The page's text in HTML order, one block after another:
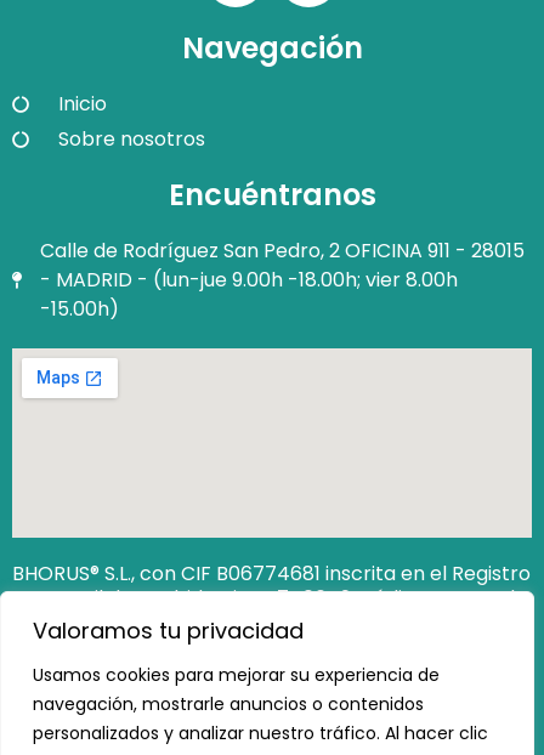
Valoramos tu privacidad
Usamos cookies para mejorar su experiencia de
navegación, mostrarle anuncios o contenidos
personalizados y analizar nuestro tráfico. Al hacer clic
Navegación
Inicio
Sobre nosotros
Encuéntranos
Calle de Rodríguez San Pedro, 2 OFICINA 911 - 28015
- MADRID - (lun-jue 9.00h -18.00h; vier 8.00h
-15.00h)
BHORUS® S.L., con CIF B06774681 inscrita en el Registro
Mercantil de Madrid Hoja M‐740649. Código Seguro de
Verificación (CSV): 12806538162473100
https://www.registradores.org/csv